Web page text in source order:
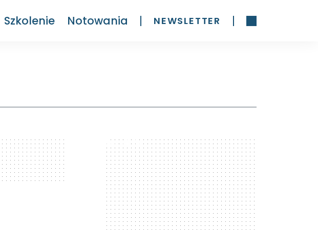
Szkolenie Notowania NEWSLETTER
300 x 600